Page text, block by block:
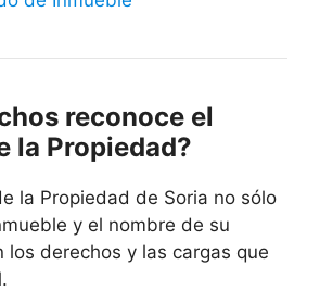
reconoce el
la Propiedad?
la Propiedad de Soria no sólo
y el nombre de su
los derechos y las cargas que